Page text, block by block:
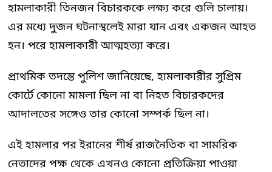
হামলাকারী তিনজন বিচারককে লক্ষ্য করে গুলি চালায়।
এর মধ্যে দুজন ঘটনাস্থলেই মারা যান এবং একজন আহত
হন। পরে হামলাকারী আত্মহত্যা করে।
প্রাথমিক তদন্তে পুলিশ জানিয়েছে, হামলাকারীর সুপ্রিম
কোর্টে কোনো মামলা ছিল না বা নিহত বিচারকদের
আদালতের সঙ্গেও তার কোনো সম্পর্ক ছিল না।
এই হামলার পর ইরানের শীর্ষ রাজনৈতিক বা সামরিক
নেতাদের পক্ষ থেকে এখনও কোনো প্রতিক্রিয়া পাওয়া